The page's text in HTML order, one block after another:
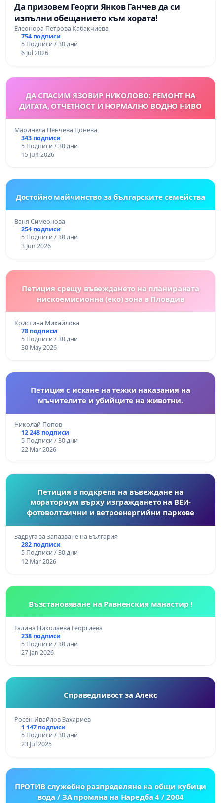
Да призовем Георги Янков Ганчев да си
изпълни обещанието към хората!
Елеонора Петрова Кабакчиева
754 подписи
5 Подписи / 30 дни
6 Jul 2026
ДА СПАСИМ ЯЗОВИР НИКОЛОВО: РЕМОНТ НА
ДИГАТА, ОТЧЕТНОСТ И НОРМАЛНО ВОДНО НИВО
Маринела Пенчева Цонева
343 подписи
5 Подписи / 30 дни
15 Jun 2026
Достойно майчинство за българските семейства
Ваня Симеонова
254 подписи
5 Подписи / 30 дни
3 Jun 2026
Петиция срещу въвеждането на планираната
нискоемисионна (еко) зона в Пловдив
Кристина Михайлова
78 подписи
5 Подписи / 30 дни
30 May 2026
Петиция с искане на тежки наказания на
мъчителите и убийците на животни.
Николай Попов
12 248 подписи
5 Подписи / 30 дни
22 Mar 2026
Петиция в подкрепа на въвеждане на
мораториум върху изграждането на ВЕИ-
фотоволтаични и ветроенергийни паркове
Задруга за Запазване на България
282 подписи
5 Подписи / 30 дни
12 Mar 2026
Възстановяване на Равненския манастир !
Галина Николаева Георгиева
238 подписи
5 Подписи / 30 дни
27 Jan 2026
Справедливост за Алекс
Росен Ивайлов Захариев
1 147 подписи
5 Подписи / 30 дни
23 Jul 2025
ПРОТИВ служебно разпределяне на общи кубици
вода / ЗА промяна на Наредба 4 / 2004